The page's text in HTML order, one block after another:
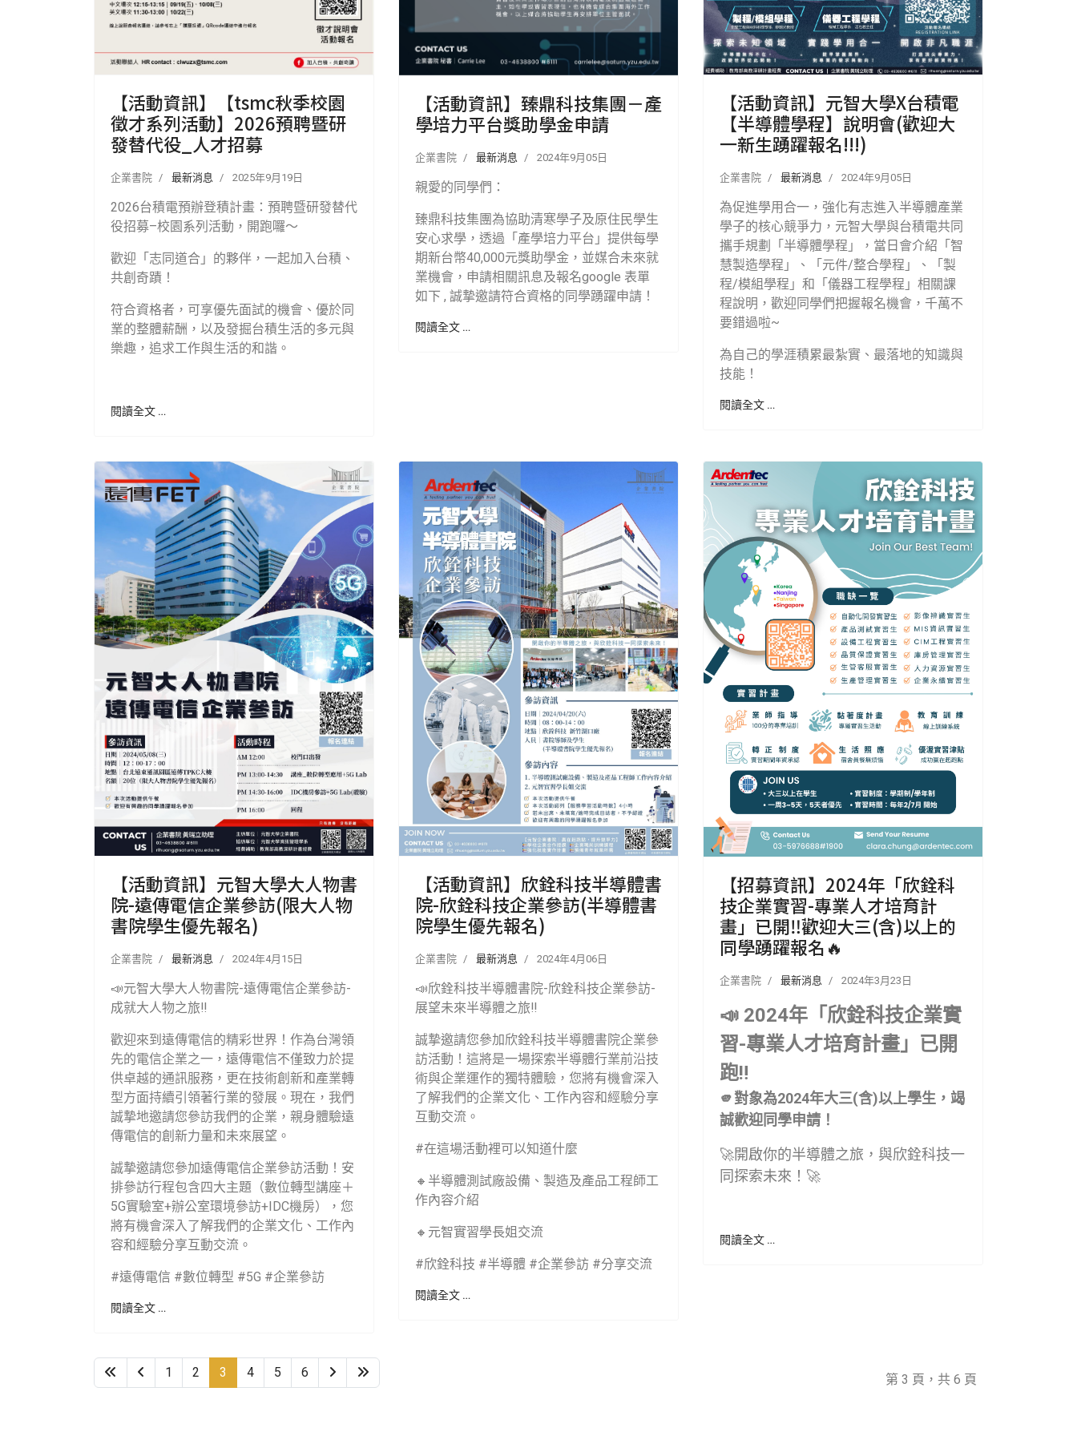
【活動資訊】【tsmc秋季校園
徵才系列活動】2026預聘暨研
發替代役_人才招募
企業書院 最新消息 2025年9月19日
2026台積電預辦登積計畫：預聘暨研發替代
役招募–校園系列活動，開跑囉～
歡迎「志同道合」的夥伴，一起加入台積、
共創奇蹟！
符合資格者，可享優先面試的機會、優於同
業的整體薪酬，以及發掘台積生活的多元與
樂趣，追求工作與生活的和諧。
閱讀全文 …
【活動資訊】臻鼎科技集團－產
學培力平台獎助學金申請
企業書院 最新消息 2024年9月05日
親愛的同學們：
臻鼎科技集團為協助清寒學子及原住民學生
安心求學，透過「產學培力平台」提供每學
期新台幣40,000元獎助學金，並媒合未來就
業機會，申請相關訊息及報名google 表單
如下 , 誠摯邀請符合資格的同學踴躍申請！
閱讀全文 …
【活動資訊】元智大學X台積電
【半導體學程】說明會(歡迎大
一新生踴躍報名!!!)
企業書院 最新消息 2024年9月05日
為促進學用合一，強化有志進入半導體產業
學子的核心競爭力，元智大學與台積電共同
攜手規劃「半導體學程」，當日會介紹「智
慧製造學程」、「元件/整合學程」、「製
程/模組學程」和「儀器工程學程」相關課
程說明，歡迎同學們把握報名機會，千萬不
要錯過啦~
為自己的學涯積累最紮實、最落地的知識與
技能！
閱讀全文 …
【活動資訊】元智大學大人物書
院-遠傳電信企業參訪(限大人物
書院學生優先報名)
企業書院 最新消息 2024年4月15日
📣元智大學大人物書院-遠傳電信企業參訪-
成就大人物之旅‼️
歡迎來到遠傳電信的精彩世界！作為台灣領
先的電信企業之一，遠傳電信不僅致力於提
供卓越的通訊服務，更在技術創新和產業轉
型方面持續引領著行業的發展。現在，我們
誠摯地邀請您參訪我們的企業，親身體驗遠
傳電信的創新力量和未來展望。
誠摯邀請您參加遠傳電信企業參訪活動！安
排參訪行程包含四大主題（數位轉型講座＋
5G實驗室+辦公室環境參訪+IDC機房），您
將有機會深入了解我們的企業文化、工作內
容和經驗分享互動交流。
#遠傳電信 #數位轉型 #5G #企業參訪
閱讀全文 …
【活動資訊】欣銓科技半導體書
院-欣銓科技企業參訪(半導體書
院學生優先報名)
企業書院 最新消息 2024年4月06日
📣欣銓科技半導體書院-欣銓科技企業參訪-
展望未來半導體之旅‼️
誠摯邀請您參加欣銓科技半導體書院企業參
訪活動！這將是一場探索半導體行業前沿技
術與企業運作的獨特體驗，您將有機會深入
了解我們的企業文化、工作內容和經驗分享
互動交流。
#在這場活動裡可以知道什麼
🔸半導體測試廠設備、製造及產品工程師工
作內容介紹
🔸元智實習學長姐交流
#欣銓科技 #半導體 #企業參訪 #分享交流
閱讀全文 …
【招募資訊】2024年「欣銓科
技企業實習-專業人才培育計
畫」已開‼️歡迎大三(含)以上的
同學踴躍報名🔥
企業書院 最新消息 2024年3月23日
📣 2024年「欣銓科技企業實
習-專業人才培育計畫」已開
跑‼️
🫵對象為2024年大三(含)以上學生，竭
誠歡迎同學申請！
🚀開啟你的半導體之旅，與欣銓科技一
同探索未來！🚀
閱讀全文 …
第 3 頁，共 6 頁
1 2 3 4 5 6